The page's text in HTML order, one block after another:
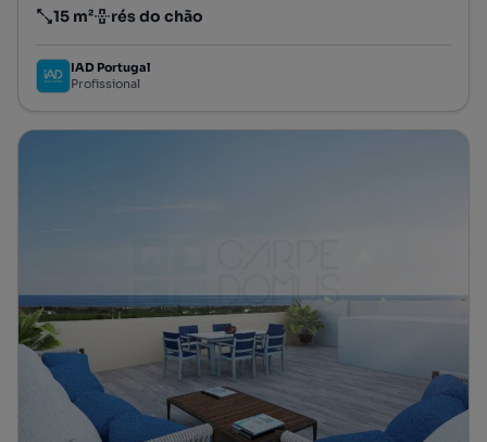
Preço por metro quadrado
15 m²
Andar rés do chão
IAD Portugal
Profissional